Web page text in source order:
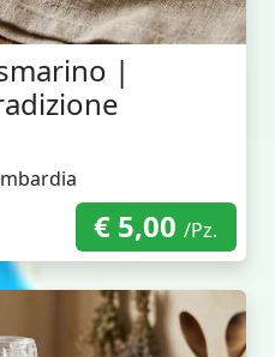
|
€ 5,00/Pz.